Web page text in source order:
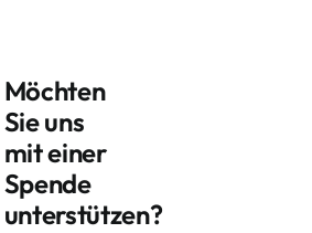
Möchten
Sie uns
mit einer
Spende
unterstützen?